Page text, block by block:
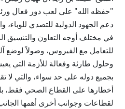
"حفظه الله" على لعب دور فعال
دعم الجهود الدولية للتصدي للوباء،
في مختلف أوجه التعاون والتنسيق
للتعامل مع الفيروس، وصولاً لوضع
وحلول طارئة وفعالة للأزمة التي
بجميع دوله على حد سواء، والتي لا
أخطارها على القطاع الصحي فقط،
لقطاعات وجوانب أخرى أهمها